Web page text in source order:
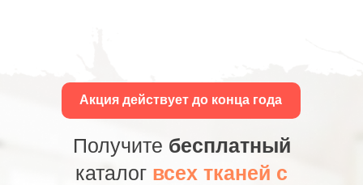
Акция действует до конца года
Получите бесплатный
каталог всех тканей с